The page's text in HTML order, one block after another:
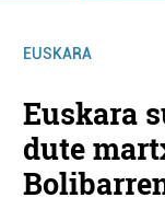
EUSKARA
Euskara
dute